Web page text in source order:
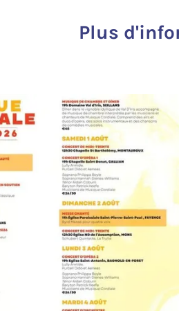
Plus